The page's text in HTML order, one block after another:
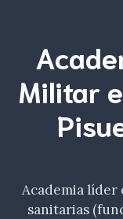
Militar
Academia líder
sanitarias